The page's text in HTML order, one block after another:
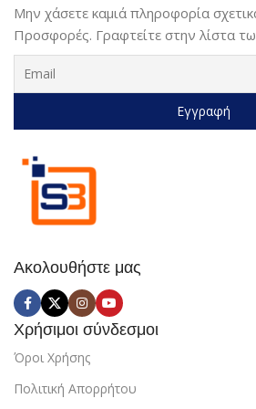
Ακολουθήστε μας
Χρήσιμοι σύνδεσμοι
Όροι Χρήσης
Πολιτική Απορρήτου
Μην χάσετε καμιά πληροφορία
Προσφορές. Γραφτείτε στην λίστα